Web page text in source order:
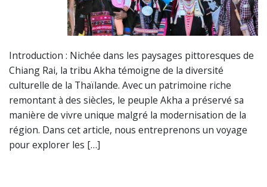
Introduction : Nichée dans les paysages pittoresques de
Chiang Rai, la tribu Akha témoigne de la diversité
culturelle de la Thaïlande. Avec un patrimoine riche
remontant à des siècles, le peuple Akha a préservé sa
manière de vivre unique malgré la modernisation de la
région. Dans cet article, nous entreprenons un voyage
pour explorer les […]